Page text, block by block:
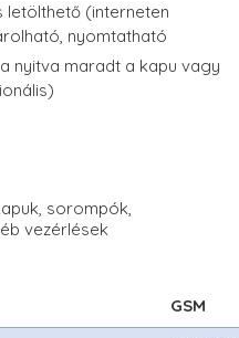
letölthető (interneten
nyomtatható
nyitva maradt a kapu vagy
sorompók,
vezérlések
GSM